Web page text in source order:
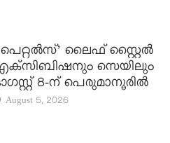
ലൈഫ് സ്റ്റൈൽ
സെയിലും
8-ന് പെരുമാനൂരിൽ
August 5, 2026